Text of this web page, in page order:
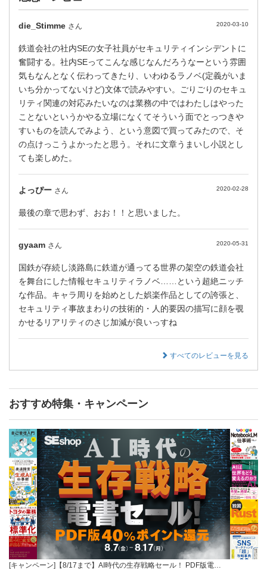
die_Stimme さん 2020-03-10
鉄道会社の社内SEの女子社員がセキュリティインシデントに
奮闘する。社内SEってこんな感じなんだろうなーという雰囲
気もなんとなく伝わってきたり、いわゆるラノベ(定義がいま
いち分かってないけど)文体で読みやすい。ごりごりのセキュ
リティ関連の対応みたいなのは業務の中ではわたしはやった
ことないというかやる立場になくてそういう面でとっつきや
すいものを読んでみよう、という意図で買ってみたので、そ
の点けっこうよかったと思う。それに文章うまいし小説とし
ても楽しめた。
よっぴー さん 2020-02-28
最後の章で思わず、おお！！と思いました。
gyaam さん 2020-05-31
国鉄が存続し淡路島に鉄道が通ってる世界の架空の鉄道会社
を舞台にした情報セキュリティラノベ……という超絶ニッチ
な作品。キャラ周りを始めとした娯楽作品としての誇張と、
セキュリティ事故まわりの技術的・人的要因の描写に顔を覗
かせるリアリティのさじ加減が良いっすね
すべてのレビューを見る
おすすめ特集・キャンペーン
[キャンペーン]【8/17まで】AI時代の生存戦略セール！ PDF版電…